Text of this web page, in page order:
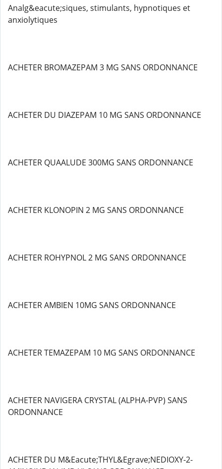
Analg&eacute;siques, stimulants, hypnotiques et
anxiolytiques
ACHETER BROMAZEPAM 3 MG SANS ORDONNANCE
ACHETER DU DIAZEPAM 10 MG SANS ORDONNANCE
ACHETER QUAALUDE 300MG SANS ORDONNANCE
ACHETER KLONOPIN 2 MG SANS ORDONNANCE
ACHETER ROHYPNOL 2 MG SANS ORDONNANCE
ACHETER AMBIEN 10MG SANS ORDONNANCE
ACHETER TEMAZEPAM 10 MG SANS ORDONNANCE
ACHETER NAVIGERA CRYSTAL (ALPHA-PVP) SANS
ORDONNANCE
ACHETER DU M&Eacute;THYL&Egrave;NEDIOXY-2-